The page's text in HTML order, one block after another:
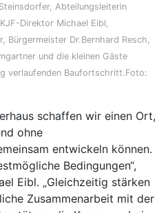
Abteilungsleiterin
Direktor Michael Eibl,
Bürgermeister Dr.Bernhard Resch,
und die kleinen Gäste
verlaufenden Baufortschritt.Foto:
schaffen wir einen Ort,
ohne
entwickeln können.
Bedingungen“,
Eibl. „Gleichzeitig stärken
Zusammenarbeit mit der